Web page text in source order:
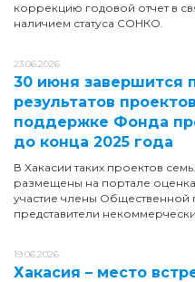
коррекцию годовой отчет в
наличием статуса СОНКО.
23.06.2026
30 июня завершится
результатов
поддержке Фонда
до конца 2025 года
В Хакасии таких проектов
размещены на портале
участие члены Общественной
представители
19.06.2026
Хакасия – место